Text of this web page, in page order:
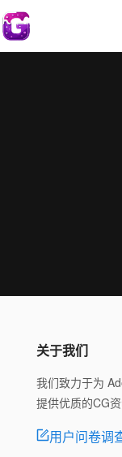
关于我们
我们致力于为
提供优质的CG
用户问卷调